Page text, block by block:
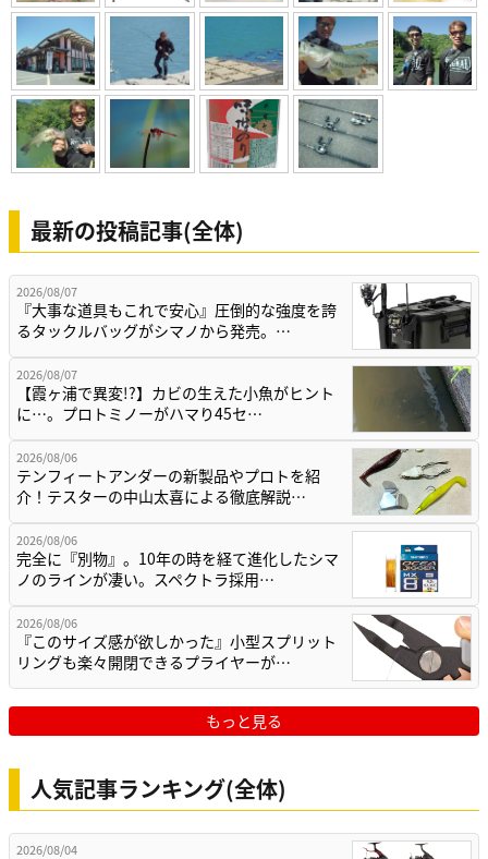
最新の投稿記事(全体)
2026/08/07
『大事な道具もこれで安心』圧倒的な強度を誇
るタックルバッグがシマノから発売。…
2026/08/07
【霞ヶ浦で異変!?】カビの生えた小魚がヒント
に…。プロトミノーがハマり45セ…
2026/08/06
テンフィートアンダーの新製品やプロトを紹
介！テスターの中山太喜による徹底解説…
2026/08/06
完全に『別物』。10年の時を経て進化したシマ
ノのラインが凄い。スペクトラ採用…
2026/08/06
『このサイズ感が欲しかった』小型スプリット
リングも楽々開閉できるプライヤーが…
もっと見る
人気記事ランキング(全体)
2026/08/04